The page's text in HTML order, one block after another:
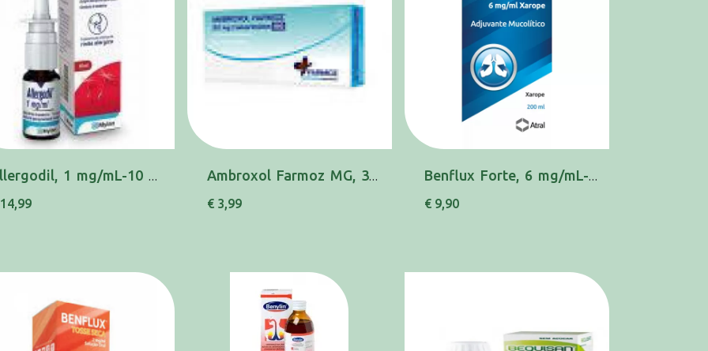
Allergodil, 1 mg/mL-10 mL x 1 sol pulv nasal Ambroxol Farmoz MG, 30 mg x 20 comp
€ 3,99
Benflux Forte, 6 mg/mL-200 mL x 1 xar medida
€ 9,90